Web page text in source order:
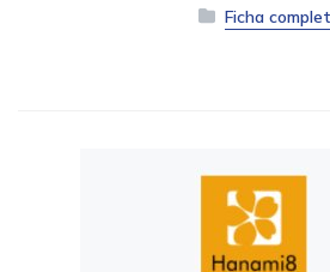
Ficha